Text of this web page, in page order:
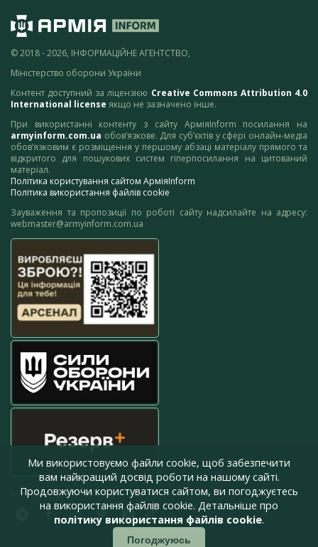
© 2018 - 2026, ІНФОРМАЦІЙНЕ АГЕНТСТВО,
Міністерство оборони України
Контент доступний за ліцензією Creative Commons Attribution 4.0
International license якщо не зазначено інше.
При використанні контенту з сайту АрміяInform посилання на
armyinform.com.ua обов’язкове. Для суб’єктів у сфері онлайн-медіа
обов’язковим є розміщення у першому абзаці матеріалу прямого та
відкритого для пошукових систем гіперпосилання на цитований
матеріал.
Політика користування сайтом АрміяInform
Політика використання файлів cookie
Зауваження та пропозиції по роботі сайту надсилайте на адресу:
webmaster@armyinform.com.ua
press@armyinform.com.ua
Ми використовуємо файли cookie, щоб забезпечити
вам найкращий досвід роботи на нашому сайті.
Продовжуючи користуватися сайтом, ви погоджуєтесь
на використання файлів cookie. Детальніше про
політику використання файлів cookie.
Погоджуюсь